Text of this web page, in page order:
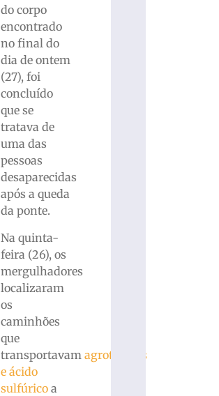
do corpo
encontrado
no final do
dia de ontem
(27), foi
concluído
que se
tratava de
uma das
pessoas
desaparecidas
após a queda
da ponte.
Na quinta-
feira (26), os
mergulhadores
localizaram
os
caminhões
que
transportavamagrotóxicos
e ácido
sulfúricoa